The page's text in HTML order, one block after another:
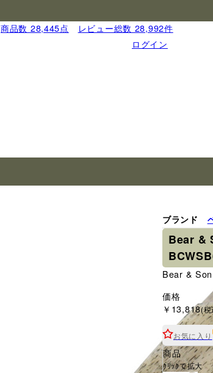
商品数 28,445点
レビュー総数 28,992件
ログイン
ブランド
Bear &
Bear &
価格
￥13,818(
お気に入り
商品
ｸﾘｯｸで拡大